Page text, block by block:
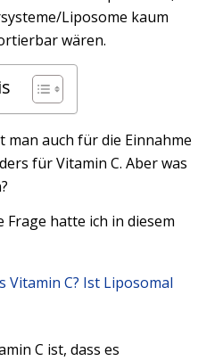
Liposome kaum
wären.
man auch für die Einnahme
für Vitamin C. Aber was
Frage hatte ich in diesem
Vitamin C? Ist Liposomal
C ist, dass es